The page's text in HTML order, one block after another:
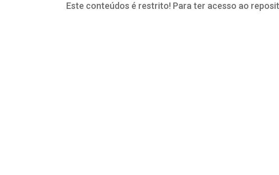
Este conteúdos é restrito! Para ter acesso ao